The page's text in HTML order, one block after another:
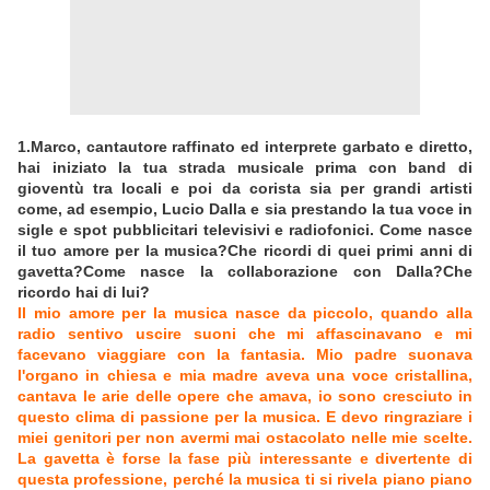
1.Marco, cantautore raffinato ed interprete garbato e diretto,
hai iniziato la tua strada musicale prima con band di
gioventù tra locali e poi da corista sia per grandi artisti
come, ad esempio, Lucio Dalla e sia prestando la tua voce in
sigle e spot pubblicitari televisivi e radiofonici. Come nasce
il tuo amore per la musica?Che ricordi di quei primi anni di
gavetta?Come nasce la collaborazione con Dalla?Che
ricordo hai di lui?
Il mio amore per la musica nasce da piccolo, quando alla
radio sentivo uscire suoni che mi affascinavano e mi
facevano viaggiare con la fantasia. Mio padre suonava
l'organo in chiesa e mia madre aveva una voce cristallina,
cantava le arie delle opere che amava, io sono cresciuto in
questo clima di passione per la musica. E devo ringraziare i
miei genitori per non avermi mai ostacolato nelle mie scelte.
La gavetta è forse la fase più interessante e divertente di
questa professione, perché la musica ti si rivela piano piano